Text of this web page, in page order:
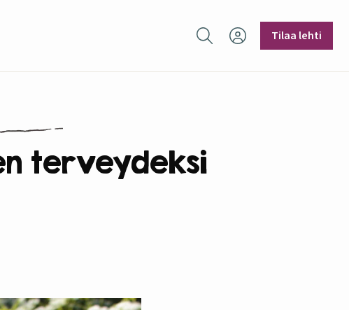
Hae sivustolta
Tilaa lehti
terveydeksi